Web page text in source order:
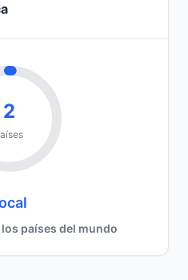
2
los países del mundo